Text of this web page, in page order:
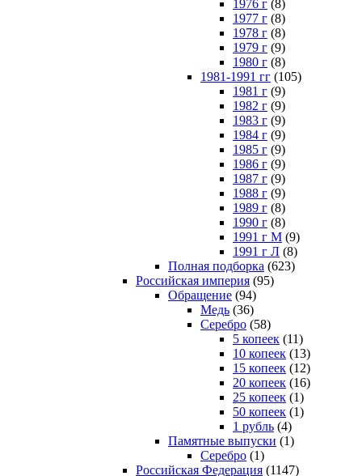
1976 г (8)
1977 г (8)
1978 г (8)
1979 г (9)
1980 г (8)
1981-1991 гг (105)
1981 г (9)
1982 г (9)
1983 г (9)
1984 г (9)
1985 г (9)
1986 г (9)
1987 г (9)
1988 г (9)
1989 г (8)
1990 г (8)
1991 г М (9)
1991 г Л (8)
Полная подборка (623)
Российская империя (95)
Обращение (94)
Медь (36)
Серебро (58)
5 копеек (11)
10 копеек (13)
15 копеек (12)
20 копеек (16)
25 копеек (1)
50 копеек (1)
1 рубль (4)
Памятные выпуски (1)
Серебро (1)
Российская Федерация (1147)